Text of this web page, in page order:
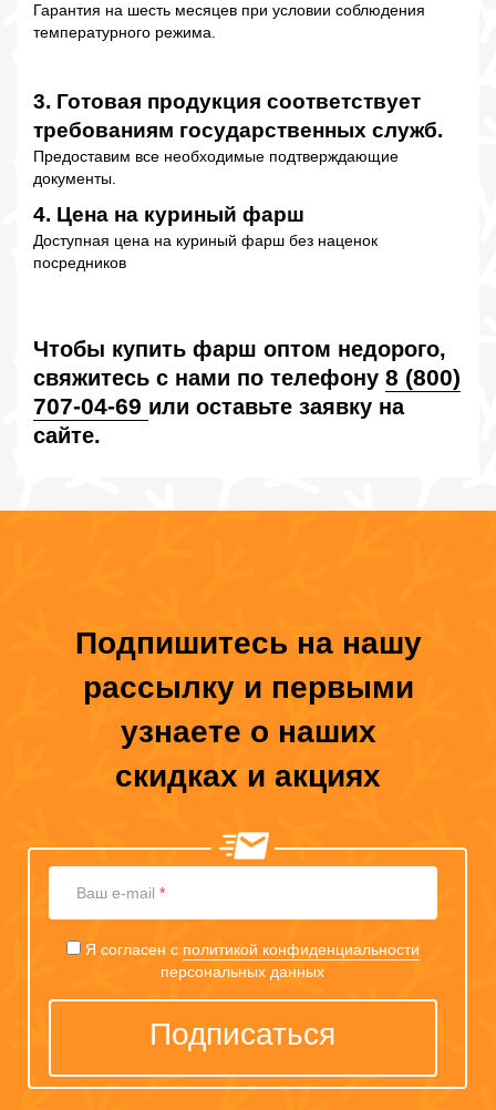
Гарантия на шесть месяцев при условии соблюдения
температурного режима.
3. Готовая продукция соответствует
требованиям государственных служб.
Предоставим все необходимые подтверждающие
документы.
4. Цена на куриный фарш
Доступная цена на куриный фарш без наценок
посредников
Чтобы купить фарш оптом недорого,
свяжитесь с нами по телефону 8 (800)
707-04-69 или оставьте заявку на
сайте.
Подпишитесь на нашу
рассылку и первыми
узнаете о наших
скидках и акциях
mail
Ваш e-mail *
Я согласен с политикой конфиденциальности
персональных данных
Подписаться